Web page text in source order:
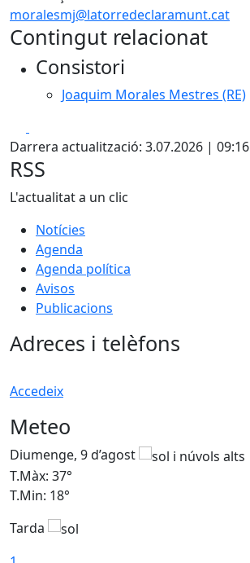
moralesmj@latorredeclaramunt.cat
Contingut relacionat
Consistori
Joaquim Morales Mestres (RE)
Darrera actualització: 3.07.2026 | 09:16
RSS
L'actualitat a un clic
Notícies
Agenda
Agenda política
Avisos
Publicacions
Adreces i telèfons
Accedeix
Meteo
Diumenge, 9 d’agost
T.Màx: 37°
T.Min: 18°
Tarda